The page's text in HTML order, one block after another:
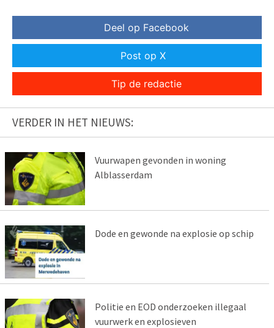
Deel op Facebook
Post op X
Tip de redactie
VERDER IN HET NIEUWS:
Vuurwapen gevonden in woning
Alblasserdam
Dode en gewonde na explosie op schip
Politie en EOD onderzoeken illegaal
vuurwerk en explosieven